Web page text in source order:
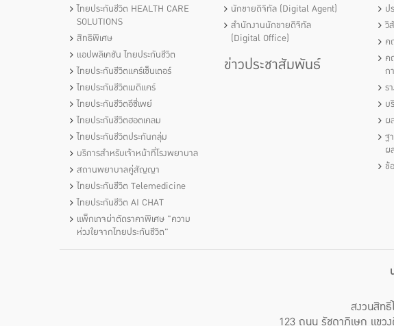
ไทยประกันชีวิต HEALTH CARE
SOLUTIONS
สิทธิพิเศษ
แอปพลิเคชัน ไทยประกันชีวิต
ไทยประกันชีวิตแคร์เซ็นเตอร์
ไทยประกันชีวิตเมดิแคร์
ไทยประกันชีวิตอีซี่เพย์
ไทยประกันชีวิตฮอตเคลม
ไทยประกันชีวิตประกันกลุ่ม
บริการสำหรับเจ้าหน้าที่โรงพยาบาล
สถานพยาบาลคู่สัญญา
ไทยประกันชีวิต Telemedicine
ไทยประกันชีวิต AI CHAT
แพ็กเกจผ่าตัดราคาพิเศษ "ความ
ห่วงใยจากไทยประกันชีวิต"
นักขายดิจิทัล (Digital Agent)
สำนักงานนักขายดิจิทัล
(Digital Office)
ข่าวประชาสัมพันธ์
ป
วิ
ค
ค
ก
ร
บ
ผ
ฐ
ผ
ข้
สงวนสิท
123 ถนน รัชดาภิเษก แขว